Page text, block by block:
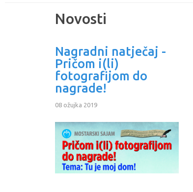
Novosti
Nagradni natječaj -
Pričom i(li)
fotografijom do
nagrade!
08 ožujka 2019